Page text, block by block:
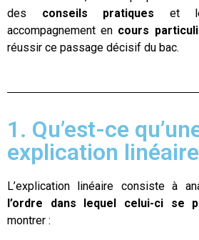
des conseils pratiques et
accompagnement en cours
réussir ce passage décisif du bac.
1. Qu’est-ce
explication
L’explication linéaire consiste à
l’ordre dans lequel celui-ci se
montrer :